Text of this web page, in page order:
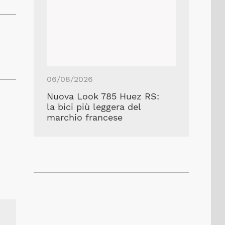
06/08/2026
Nuova Look 785 Huez RS:
la bici più leggera del
marchio francese